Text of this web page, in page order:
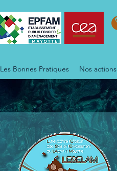
Les Bonnes Pratiques Nos actions